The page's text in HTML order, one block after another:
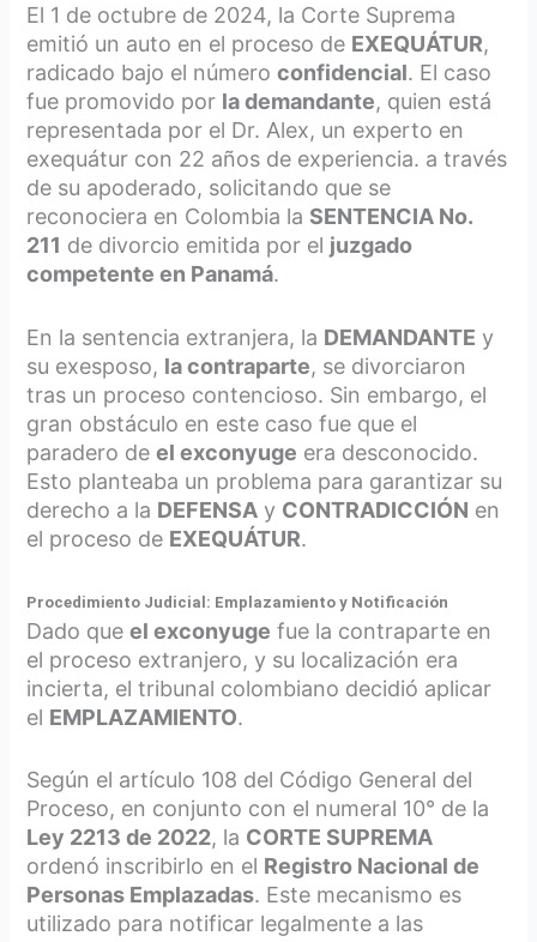
El 1 de octubre de 2024, la Corte Suprema
emitió un auto en el proceso de EXEQUÁTUR,
radicado bajo el númeroconfidencial. El caso
fue promovido por la demandante, quien está
representada por el Dr. Alex, un experto en
exequátur con 22 años de experiencia. a través
de su apoderado, solicitando que se
reconociera en Colombia la SENTENCIA No.
211 de divorcio emitida por el juzgado
competente en Panamá.
En la sentencia extranjera, la DEMANDANTE y
su exesposo, la contraparte, se divorciaron
tras un proceso contencioso. Sin embargo, el
gran obstáculo en este caso fue que el
paradero deel exconyuge era desconocido.
Esto planteaba un problema para garantizar su
derecho a la DEFENSA y CONTRADICCIÓN en
el proceso de EXEQUÁTUR.
Procedimiento Judicial: Emplazamiento y Notificación
Dado queel exconyuge fue la contraparte en
el proceso extranjero, y su localización era
incierta, el tribunal colombiano decidió aplicar
el EMPLAZAMIENTO.
Según el artículo 108 del Código General del
Proceso, en conjunto con el numeral 10° de la
Ley 2213 de 2022, la CORTE SUPREMA
ordenó inscribirlo en el Registro Nacional de
Personas Emplazadas. Este mecanismo es
utilizado para notificar legalmente a las